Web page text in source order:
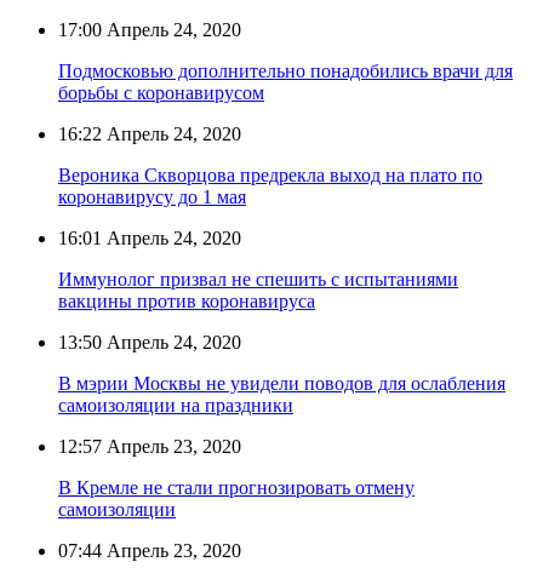
17:00 Апрель 24, 2020
Подмосковью дополнительно понадобились врачи для
борьбы с коронавирусом
16:22 Апрель 24, 2020
Вероника Скворцова предрекла выход на плато по
коронавирусу до 1 мая
16:01 Апрель 24, 2020
Иммунолог призвал не спешить с испытаниями
вакцины против коронавируса
13:50 Апрель 24, 2020
В мэрии Москвы не увидели поводов для ослабления
самоизоляции на праздники
12:57 Апрель 23, 2020
В Кремле не стали прогнозировать отмену
самоизоляции
07:44 Апрель 23, 2020